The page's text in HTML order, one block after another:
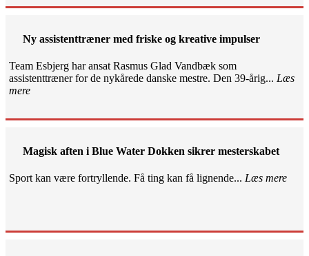
Ny assistenttræner med friske og kreative impulser
Team Esbjerg har ansat Rasmus Glad Vandbæk som
assistenttræner for de nykårede danske mestre. Den 39-årig... Læs
mere
Magisk aften i Blue Water Dokken sikrer mesterskabet
Sport kan være fortryllende. Få ting kan få lignende... Læs mere